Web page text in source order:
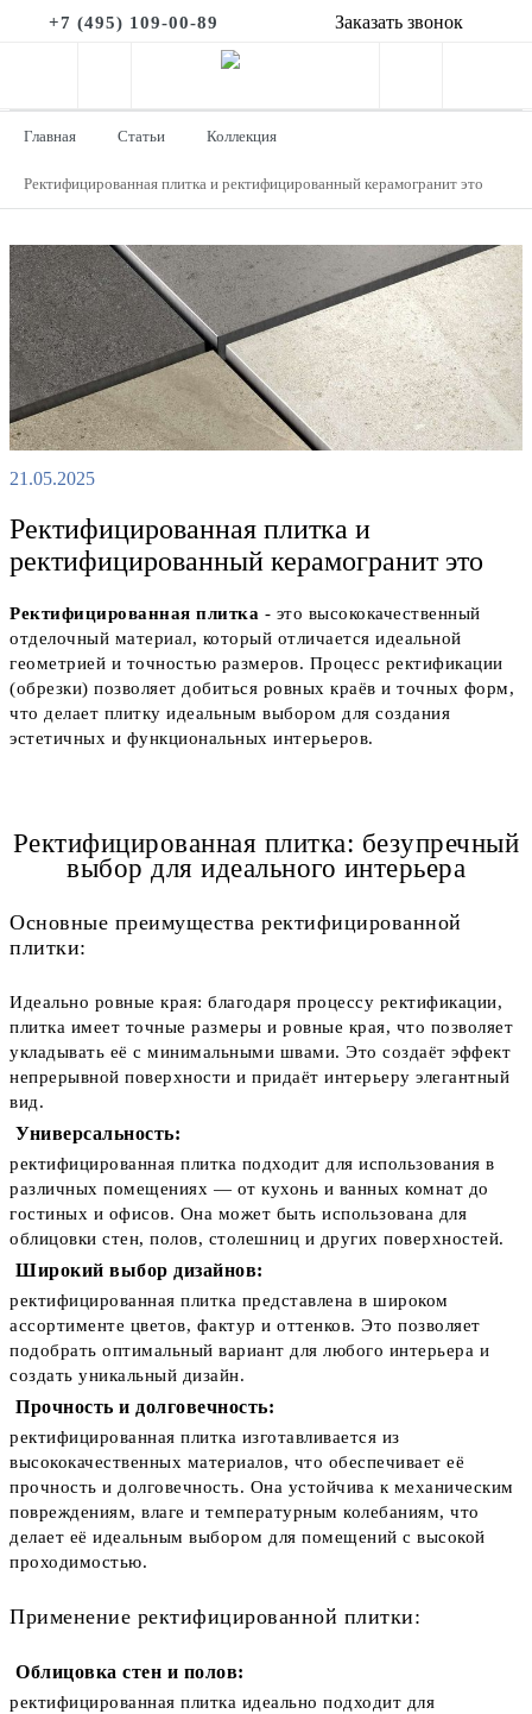
+7 (495) 109-00-89 Заказать звонок
Главная Статьи Коллекция
Ректифицированная плитка и ректифицированный керамогранит это
21.05.2025
Ректифицированная плитка и
ректифицированный керамогранит это
Ректифицированная плитка - это высококачественный
отделочный материал, который отличается идеальной
геометрией и точностью размеров. Процесс ректификации
(обрезки) позволяет добиться ровных краёв и точных форм,
что делает плитку идеальным выбором для создания
эстетичных и функциональных интерьеров.
Ректифицированная плитка: безупречный
выбор для идеального интерьера
Основные преимущества ректифицированной
плитки:
Идеально ровные края: благодаря процессу ректификации,
плитка имеет точные размеры и ровные края, что позволяет
укладывать её с минимальными швами. Это создаёт эффект
непрерывной поверхности и придаёт интерьеру элегантный
вид.
Универсальность:
ректифицированная плитка подходит для использования в
различных помещениях — от кухонь и ванных комнат до
гостиных и офисов. Она может быть использована для
облицовки стен, полов, столешниц и других поверхностей.
Широкий выбор дизайнов:
ректифицированная плитка представлена в широком
ассортименте цветов, фактур и оттенков. Это позволяет
подобрать оптимальный вариант для любого интерьера и
создать уникальный дизайн.
Прочность и долговечность:
ректифицированная плитка изготавливается из
высококачественных материалов, что обеспечивает её
прочность и долговечность. Она устойчива к механическим
повреждениям, влаге и температурным колебаниям, что
делает её идеальным выбором для помещений с высокой
проходимостью.
Применение ректифицированной плитки:
Облицовка стен и полов:
ректифицированная плитка идеально подходит для